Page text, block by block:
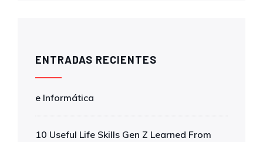
ENTRADAS RECIENTES
e Informática
10 Useful Life Skills Gen Z Learned From